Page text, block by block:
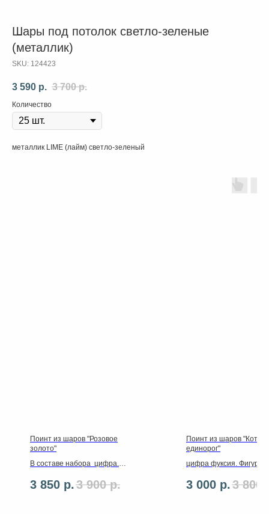
Шары под потолок светло-зеленые
(металлик)
SKU: 124423
3 590 р. 3 700 р.
Количество
металлик LIME (лайм) светло-зеленый
Поинт из шаров "Розовое
золото"
В составе набора цифра. 8
,ленты ,2 фольгированные
3 850 р.3 900 р.
Поинт из шаров
единорог"
цифра фуксия. Фигура
Разнокаллиберная в
3 000 р.3 800